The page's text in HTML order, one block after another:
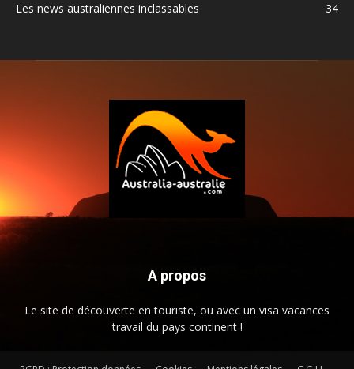
Les news australiennes inclassables
34
A propos
Le site de découverte en touriste, ou avec un visa vacances
travail du pays continent !